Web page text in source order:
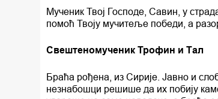
Мученик Твој Господе, Савин, у
помоћ Твоју мучитеље победи, а
Свештеномученик Трофин и Тал
Браћа рођена, из Сирије. Јавно и
незнабошци решише да их побију